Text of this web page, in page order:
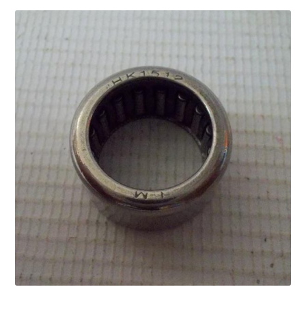
Запчасти на дизельные двигатели
Запчасти на мотоблоки
Запчасти на мотопомпы
Корзина
Мой аккаунт
Оформление заказа
Пример страницы